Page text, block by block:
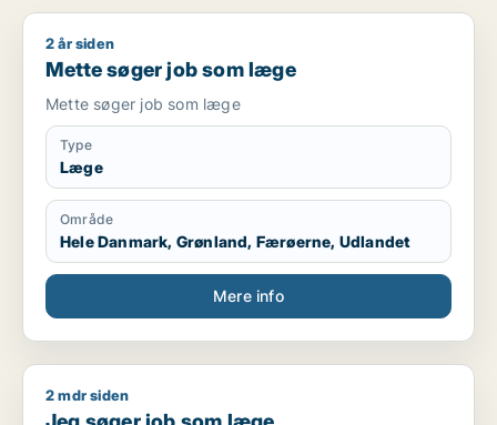
Mette søger job som læge
2 år siden
Mette søger job som læge
Mette søger job som læge
Type
Læge
Område
Hele Danmark, Grønland, Færøerne, Udlandet
Mere info
Jeg søger job som læge
2 mdr siden